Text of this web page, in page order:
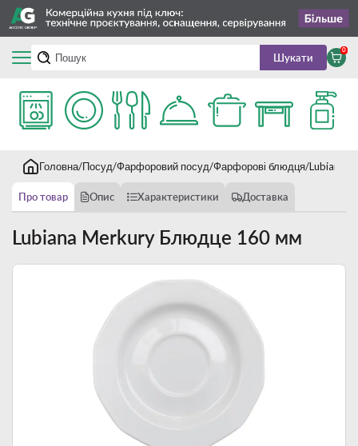
Шукати
0
Головна Посуд Фарфоровий посуд Фарфорові блюдця Lubiana
Про товар Опис Характеристики Доставка
Lubiana Merkury Блюдце 160 мм